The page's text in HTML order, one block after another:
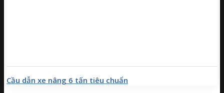
Cầu dẫn xe nâng 6 tấn tiêu chuẩn